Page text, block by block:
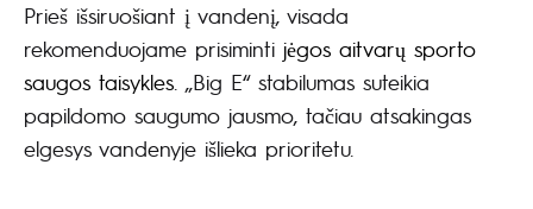
Prieš išsiruošiant į vandenį, visada
rekomenduojame prisiminti jėgos aitvarų sporto
saugos taisykles . „Big E“ stabilumas suteikia
papildomo saugumo jausmo, tačiau atsakingas
elgesys vandenyje išlieka prioritetu.